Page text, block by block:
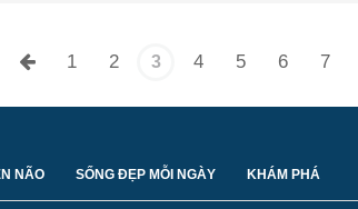
1 2 3 4 5 6 7
NÃO SỐNG ĐẸP MỖI NGÀY KHÁM PHÁ